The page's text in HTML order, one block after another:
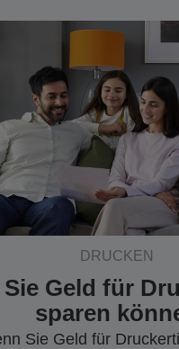
DRUCKEN
Sie Geld für
sparen
Sie Geld für